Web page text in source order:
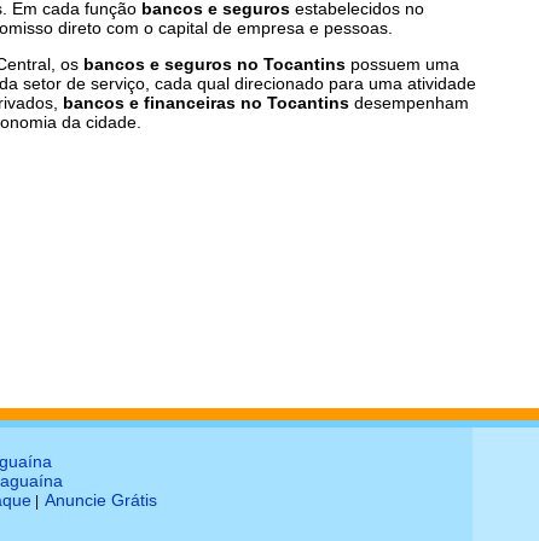
Em cada função bancos e seguros estabelecidos no
direto com o capital de empresa e pessoas.
os bancos e seguros no Tocantins possuem uma
setor de serviço, cada qual direcionado para uma atividade
bancos e financeiras no Tocantins desempenham
da cidade.
Anuncie Grátis